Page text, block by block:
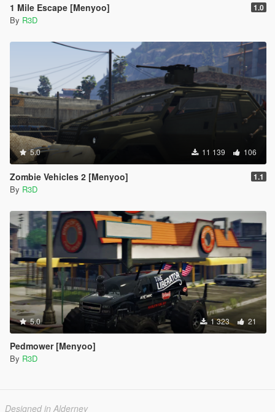
1 Mile Escape [Menyoo] 1.0
By R3D
5.0 11 139 106
Zombie Vehicles 2 [Menyoo] 1.1
By R3D
5.0 1 323 21
Pedmower [Menyoo]
By R3D
Designed in Alderney